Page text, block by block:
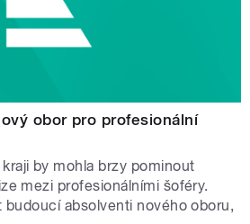
obor pro profesionální
by mohla brzy pominout
mezi profesionálními šoféry.
budoucí absolventi nového oboru,